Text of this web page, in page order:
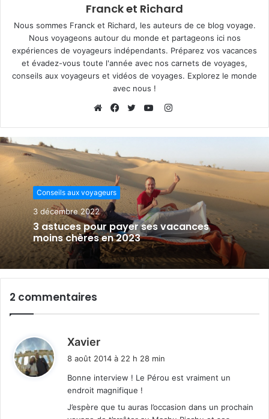
Franck et Richard
Nous sommes Franck et Richard, les auteurs de ce blog voyage.
Nous voyageons autour du monde et partageons ici nos
expériences de voyageurs indépendants. Préparez vos vacances
et évadez-vous toute l'année avec nos carnets de voyages,
conseils aux voyageurs et vidéos de voyages. Explorez le monde
avec nous !
e
b
i
t
e
a
c
e
b
o
o
k
w
t
t
e
r
o
T
u
b
e
I
s
a
g
r
a
m
Conseils aux voyageurs
3 décembre 2022
3 astuces pour payer ses vacances
moins chères en 2023
2 commentaires
Xavier
:
8 août 2014 à 22 h 28 min
Bonne interview ! Le Pérou est vraiment un
endroit magnifique !
J’espère que tu auras l’occasion dans un prochain